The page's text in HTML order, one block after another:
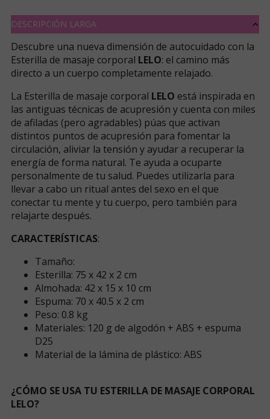
DESCRIPCIÓN LARGA
Descubre una nueva dimensión de autocuidado con la
Esterilla de masaje corporal LELO: el camino más
directo a un cuerpo completamente relajado.
La Esterilla de masaje corporal LELO está inspirada en
las antiguas técnicas de acupresión y cuenta con miles
de afiladas (pero agradables) púas que activan
distintos puntos de acupresión para fomentar la
circulación, aliviar la tensión y ayudar a recuperar la
energía de forma natural. Te ayuda a ocuparte
personalmente de tu salud. Puedes utilizarla para
llevar a cabo un ritual antes del sexo en el que
conectar tu mente y tu cuerpo, pero también para
relajarte después.
CARACTERÍSTICAS:
Tamaño:
Esterilla: 75 x 42 x 2 cm
Almohada: 42 x 15 x 10 cm
Espuma: 70 x 40.5 x 2 cm
Peso: 0.8 kg
Materiales: 120 g de algodón + ABS + espuma
D25
Material de la lámina de plástico: ABS
¿CÓMO SE USA TU ESTERILLA DE MASAJE CORPORAL
LELO?